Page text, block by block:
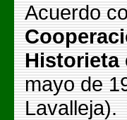
Acuerdo
Historieta
mayo de
Lavalleja).